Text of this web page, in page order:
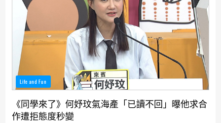
Life and Fun
《同學來了》何妤玟氣海產「已讀不回」曝他求合
作遭拒態度秒變